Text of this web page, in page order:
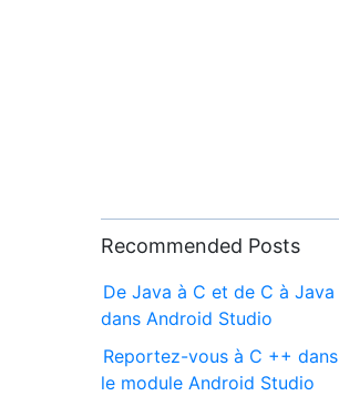
Recommended Posts
De Java à C et de C à Java
dans Android Studio
Reportez-vous à C ++ dans
le module Android Studio